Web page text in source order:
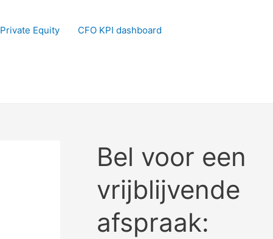
Private Equity CFO KPI dashboard
Bel voor een
vrijblijvende
afspraak: